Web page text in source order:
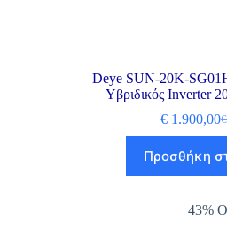
Deye SUN-20K-
Υβριδικός Inverter
€
€1.900,00
Προσθήκη
43%